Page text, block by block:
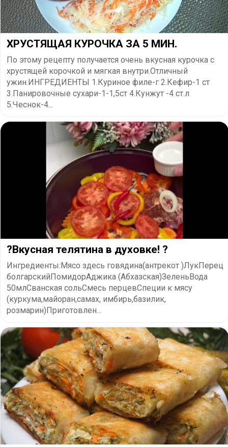
ХРУСТЯЩАЯ КУРОЧКА ЗА 5 МИН.
По этому рецепту получается очень вкусная курочка с
хрустящей корочкой и мягкая внутри.Отличный
ужин.ИНГРЕДИЕНТЫ 1.Куриное филе-г 2.Кефир-1 ст
3.Панировочные сухари-1-1,5ст 4.Кунжут -4 ст.л
5.Чеснок-4...
?Вкусная телятина в духовке! ?
Ингредиенты:Мясо здесь говядина(антрекот )ЛукПерец
болгарскийПомидорАджика (Абхазская)ЗеленьВода
50млСванская сольСмесь перцевСпеции к мясу
(куркума,майоран,самах, имбирь,базилик,
розмарин)Приготовлен...